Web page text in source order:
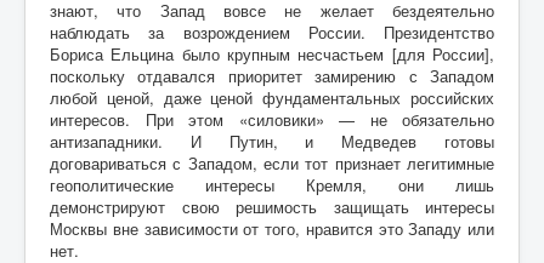
знают, что Запад вовсе не желает бездеятельно
наблюдать за возрождением России. Президентство
Бориса Ельцина было крупным несчастьем [для России],
поскольку отдавался приоритет замирению с Западом
любой ценой, даже ценой фундаментальных российских
интересов. При этом «силовики» — не обязательно
антизападники. И Путин, и Медведев готовы
договариваться с Западом, если тот признает легитимные
геополитические интересы Кремля, они лишь
демонстрируют свою решимость защищать интересы
Москвы вне зависимости от того, нравится это Западу или
нет.